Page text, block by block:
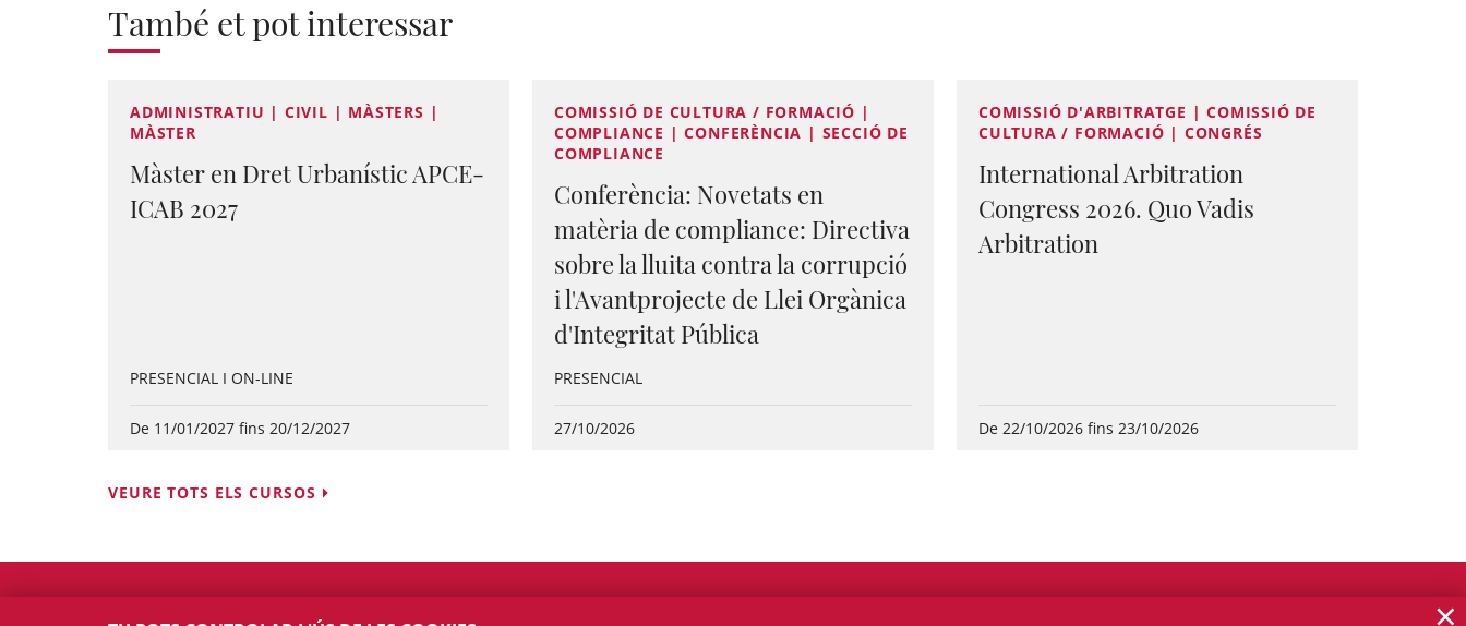
També et pot interessar
ADMINISTRATIU | CIVIL | MÀSTERS |
MÀSTER
Màster en Dret Urbanístic APCE-
ICAB 2027
PRESENCIAL I ON-LINE
De 11/01/2027 fins 20/12/2027
COMISSIÓ DE CULTURA / FORMACIÓ |
COMPLIANCE | CONFERÈNCIA | SECCIÓ DE
COMPLIANCE
Conferència: Novetats en
matèria de compliance: Directiva
sobre la lluita contra la corrupció
i l'Avantprojecte de Llei Orgànica
d'Integritat Pública
PRESENCIAL
27/10/2026
COMISSIÓ D'ARBITRATGE | COMISSIÓ DE
CULTURA / FORMACIÓ | CONGRÉS
International Arbitration
Congress 2026. Quo Vadis
Arbitration
De 22/10/2026 fins 23/10/2026
VEURE TOTS ELS CURSOS